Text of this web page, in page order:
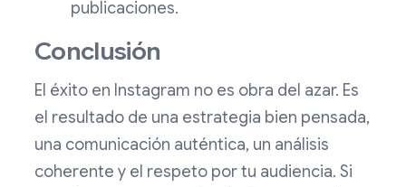
publicaciones.
Conclusión
El éxito en Instagram no es obra del azar. Es
el resultado de una estrategia bien pensada,
una comunicación auténtica, un análisis
coherente y el respeto por tu audiencia. Si